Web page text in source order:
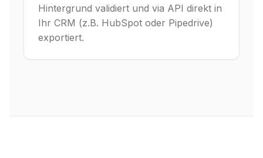
Hintergrund validiert und via API direkt in
Ihr CRM (z.B. HubSpot oder Pipedrive)
exportiert.